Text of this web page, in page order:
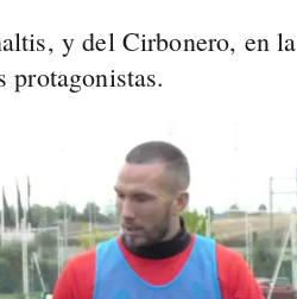
y del Cirbonero, en la